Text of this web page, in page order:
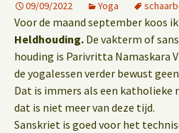
09/09/2022 Yoga
Voor de maand september koos ik
Heldhouding. De vakterm of
houding is Parivritta Namaskara
de yogalessen verder bewust
Dat is immers als een katholieke
dat is niet meer van deze tijd.
Sanskriet is goed voor het